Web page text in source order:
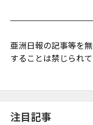
亜洲日報の記事等を
することは禁じられて
注目記事